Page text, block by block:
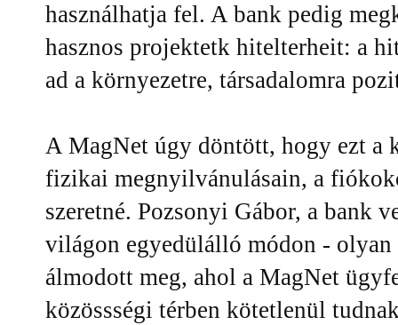
használhatja fel. A bank pedig
hasznos projektetk hitelterheit: a
ad a környezetre, társadalomra
A MagNet úgy döntött, hogy ezt a
fizikai megnyilvánulásain, a
szeretné. Pozsonyi Gábor, a bank
világon egyedülálló módon -
álmodott meg, ahol a MagNet
közössségi térben kötetlenül